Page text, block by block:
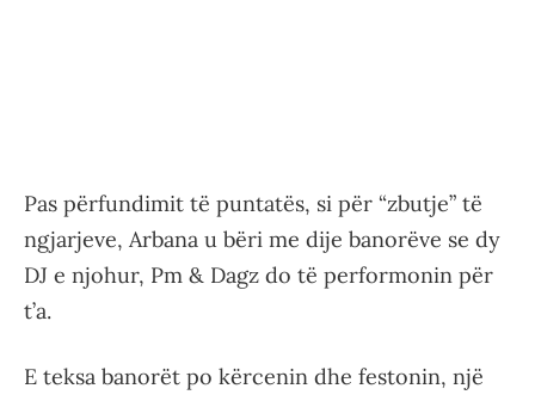
Pas përfundimit të puntatës, si për “zbutje” të
ngjarjeve, Arbana u bëri me dije banorëve se dy
DJ e njohur, Pm & Dagz do të performonin për
t’a.
E teksa banorët po kërcenin dhe festonin, një